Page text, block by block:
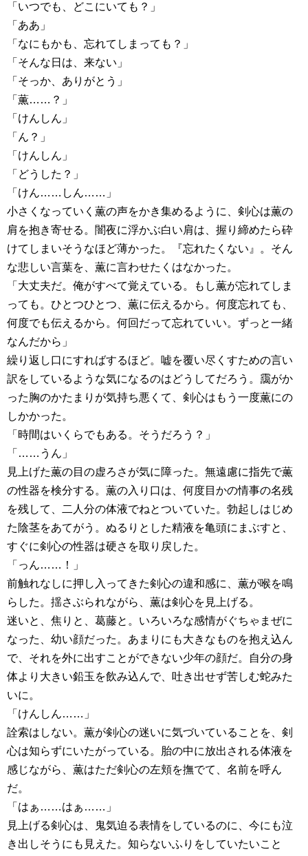
「いつでも、どこにいても？」
「ああ」
「なにもかも、忘れてしまっても？」
「そんな日は、来ない」
「そっか、ありがとう」
「薫……？」
「けんしん」
「ん？」
「けんしん」
「どうした？」
「けん……しん……」
小さくなっていく薫の声をかき集めるように、剣心は薫の
肩を抱き寄せる。闇夜に浮かぶ白い肩は、握り締めたら砕
けてしまいそうなほど薄かった。『忘れたくない』。そん
な悲しい言葉を、薫に言わせたくはなかった。
「大丈夫だ。俺がすべて覚えている。もし薫が忘れてしま
っても。ひとつひとつ、薫に伝えるから。何度忘れても、
何度でも伝えるから。何回だって忘れていい。ずっと一緒
なんだから」
繰り返し口にすればするほど。嘘を覆い尽くすための言い
訳をしているような気になるのはどうしてだろう。靄がか
った胸のかたまりが気持ち悪くて、剣心はもう一度薫にの
しかかった。
「時間はいくらでもある。そうだろう？」
「……うん」
見上げた薫の目の虚ろさが気に障った。無遠慮に指先で薫
の性器を検分する。薫の入り口は、何度目かの情事の名残
を残して、二人分の体液でねとついていた。勃起しはじめ
た陰茎をあてがう。ぬるりとした精液を亀頭にまぶすと、
すぐに剣心の性器は硬さを取り戻した。
「っん……！」
前触れなしに押し入ってきた剣心の違和感に、薫が喉を鳴
らした。揺さぶられながら、薫は剣心を見上げる。
迷いと、焦りと、葛藤と。いろいろな感情がぐちゃまぜに
なった、幼い顔だった。あまりにも大きなものを抱え込ん
で、それを外に出すことができない少年の顔だ。自分の身
体より大きい鉛玉を飲み込んで、吐き出せず苦しむ蛇みた
いに。
「けんしん……」
詮索はしない。薫が剣心の迷いに気づいていることを、剣
心は知らずにいたがっている。胎の中に放出される体液を
感じながら、薫はただ剣心の左頬を撫でて、名前を呼ん
だ。
「はぁ……はぁ……」
見上げる剣心は、鬼気迫る表情をしているのに、今にも泣
き出しそうにも見えた。知らないふりをしていたいこと